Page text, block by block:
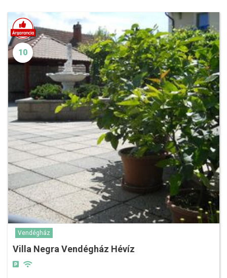
10
Vendégház
Villa Negra Vendégház Hévíz